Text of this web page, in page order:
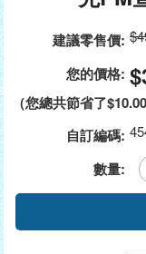
建議零售價:
您的價格:
（您總共節省了$10.00
自訂編碼:
數量: